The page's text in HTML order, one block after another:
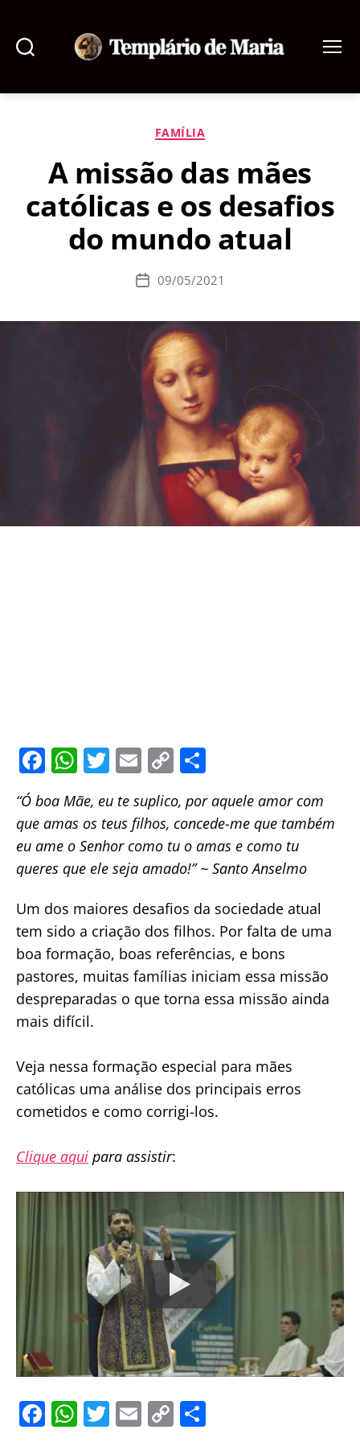
de
Categorias
FAMÍLIA
A missão das mães
católicas e os desafios
do mundo atual
Data09/05/2021
F
c
e
b
o
k
W
at
s
A
p
T
itt
er
E
ai
l
C
p
y
Li
k
ar
e
“Ó boa Mãe, eu te suplico, por aquele amor com
que amas os teus filhos, concede-me que também
eu ame o Senhor como tu o amas e como tu
queres que ele seja amado!” ~ Santo Anselmo
Um dos maiores desafios da sociedade atual
tem sido a criação dos filhos. Por falta de uma
boa formação, boas referências, e bons
pastores, muitas famílias iniciam essa missão
despreparadas o que torna essa missão ainda
mais difícil.
Veja nessa formação especial para mães
católicas uma análise dos principais erros
cometidos e como corrigi-los.
Clique aqui para assistir:
F W T E C